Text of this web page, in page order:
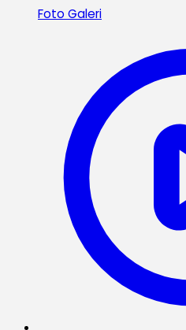
Foto Galeri